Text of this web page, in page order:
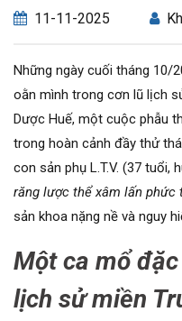
11-11-2025
Những ngày cuối tháng 10/
oằn mình trong cơn lũ lịch
Dược Huế, một cuộc phẫu
trong hoàn cảnh đầy thử
con sản phụ L.T.V. (37 tuổi,
răng lược thể xâm lấn phức
sản khoa nặng nề và nguy
Một ca mổ
lịch sử miền